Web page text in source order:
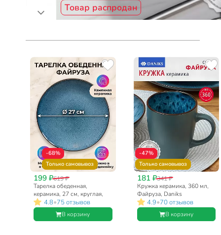
Товар распродан
-68%
Только самовывоз
199 ₽619 ₽
Тарелка обеденная,
керамика, 27 см, круглая,
Файруза, Daniks
4.8•75 отзывов
В корзину
-47%
Только самовывоз
181 ₽341 ₽
Кружка керамика, 360 мл,
Файруза, Daniks
4.9•70 отзывов
В корзину